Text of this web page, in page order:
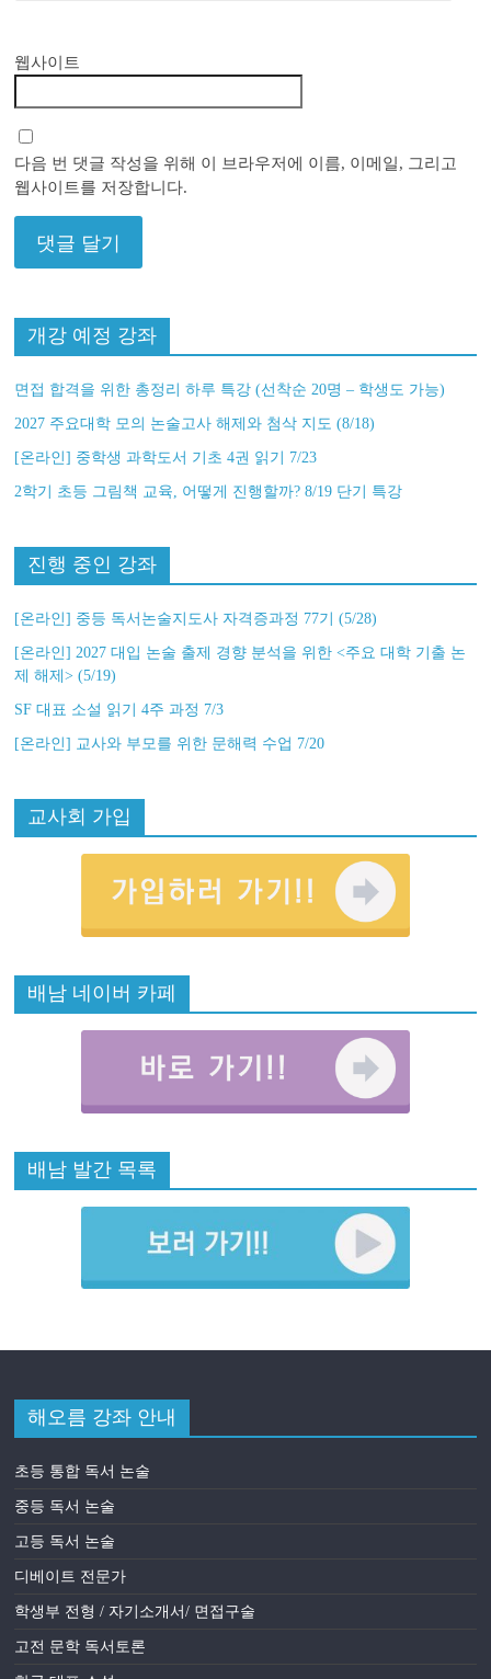
웹사이트
다음 번 댓글 작성을 위해 이 브라우저에 이름, 이메일, 그리고
웹사이트를 저장합니다.
개강 예정 강좌
면접 합격을 위한 총정리 하루 특강 (선착순 20명 – 학생도 가능)
2027 주요대학 모의 논술고사 해제와 첨삭 지도 (8/18)
[온라인] 중학생 과학도서 기초 4권 읽기 7/23
2학기 초등 그림책 교육, 어떻게 진행할까? 8/19 단기 특강
진행 중인 강좌
[온라인] 중등 독서논술지도사 자격증과정 77기 (5/28)
[온라인] 2027 대입 논술 출제 경향 분석을 위한 <주요 대학 기출 논
제 해제> (5/19)
SF 대표 소설 읽기 4주 과정 7/3
[온라인] 교사와 부모를 위한 문해력 수업 7/20
교사회 가입
배남 네이버 카페
배남 발간 목록
해오름 강좌 안내
초등 통합 독서 논술
중등 독서 논술
고등 독서 논술
디베이트 전문가
학생부 전형 / 자기소개서/ 면접구술
고전 문학 독서토론